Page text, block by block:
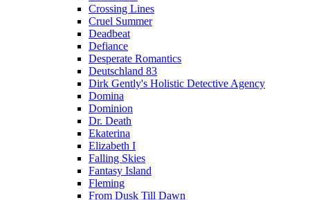
Crossing Lines
Cruel Summer
Deadbeat
Defiance
Desperate Romantics
Deutschland 83
Dirk Gently's Holistic Detective Agency
Domina
Dominion
Dr. Death
Ekaterina
Elizabeth I
Falling Skies
Fantasy Island
Fleming
From Dusk Till Dawn